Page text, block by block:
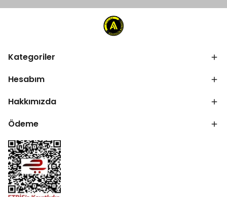
Kategoriler
Hesabım
Hakkımızda
Ödeme